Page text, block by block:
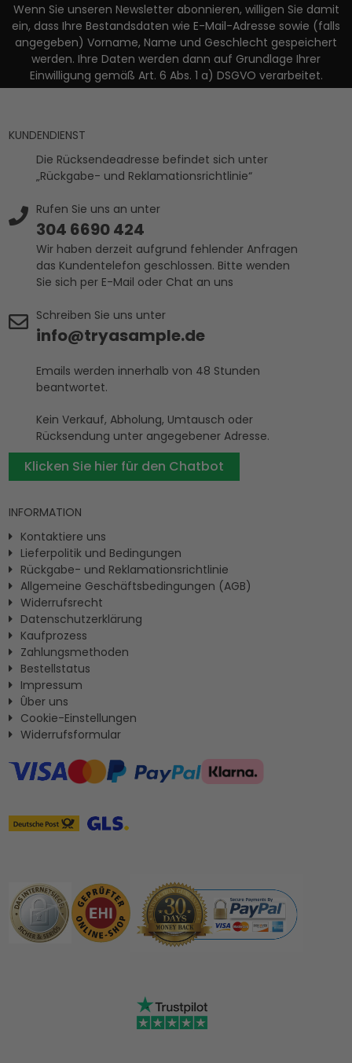
Wenn Sie unseren Newsletter abonnieren, willigen Sie damit
ein, dass Ihre Bestandsdaten wie E-Mail-Adresse sowie (falls
angegeben) Vorname, Name und Geschlecht gespeichert
werden. Ihre Daten werden dann auf Grundlage Ihrer
Einwilligung gemäß Art. 6 Abs. 1 a) DSGVO verarbeitet.
KUNDENDIENST
Die Rücksendeadresse befindet sich unter
„Rückgabe- und Reklamationsrichtlinie“
Rufen Sie uns an unter
304 6690 424
Wir haben derzeit aufgrund fehlender Anfragen
das Kundentelefon geschlossen. Bitte wenden
Sie sich per E-Mail oder Chat an uns
Schreiben Sie uns unter
info@tryasample.de
Emails werden innerhalb von 48 Stunden
beantwortet.
Kein Verkauf, Abholung, Umtausch oder
Rücksendung unter angegebener Adresse.
Klicken Sie hier für den Chatbot
INFORMATION
Kontaktiere uns
Lieferpolitik und Bedingungen
Rückgabe- und Reklamationsrichtlinie
Allgemeine Geschäftsbedingungen (AGB)
Widerrufsrecht
Datenschutzerklärung
Kaufprozess
Zahlungsmethoden
Bestellstatus
Impressum
Ûber uns
Cookie-Einstellungen
Widerrufsformular